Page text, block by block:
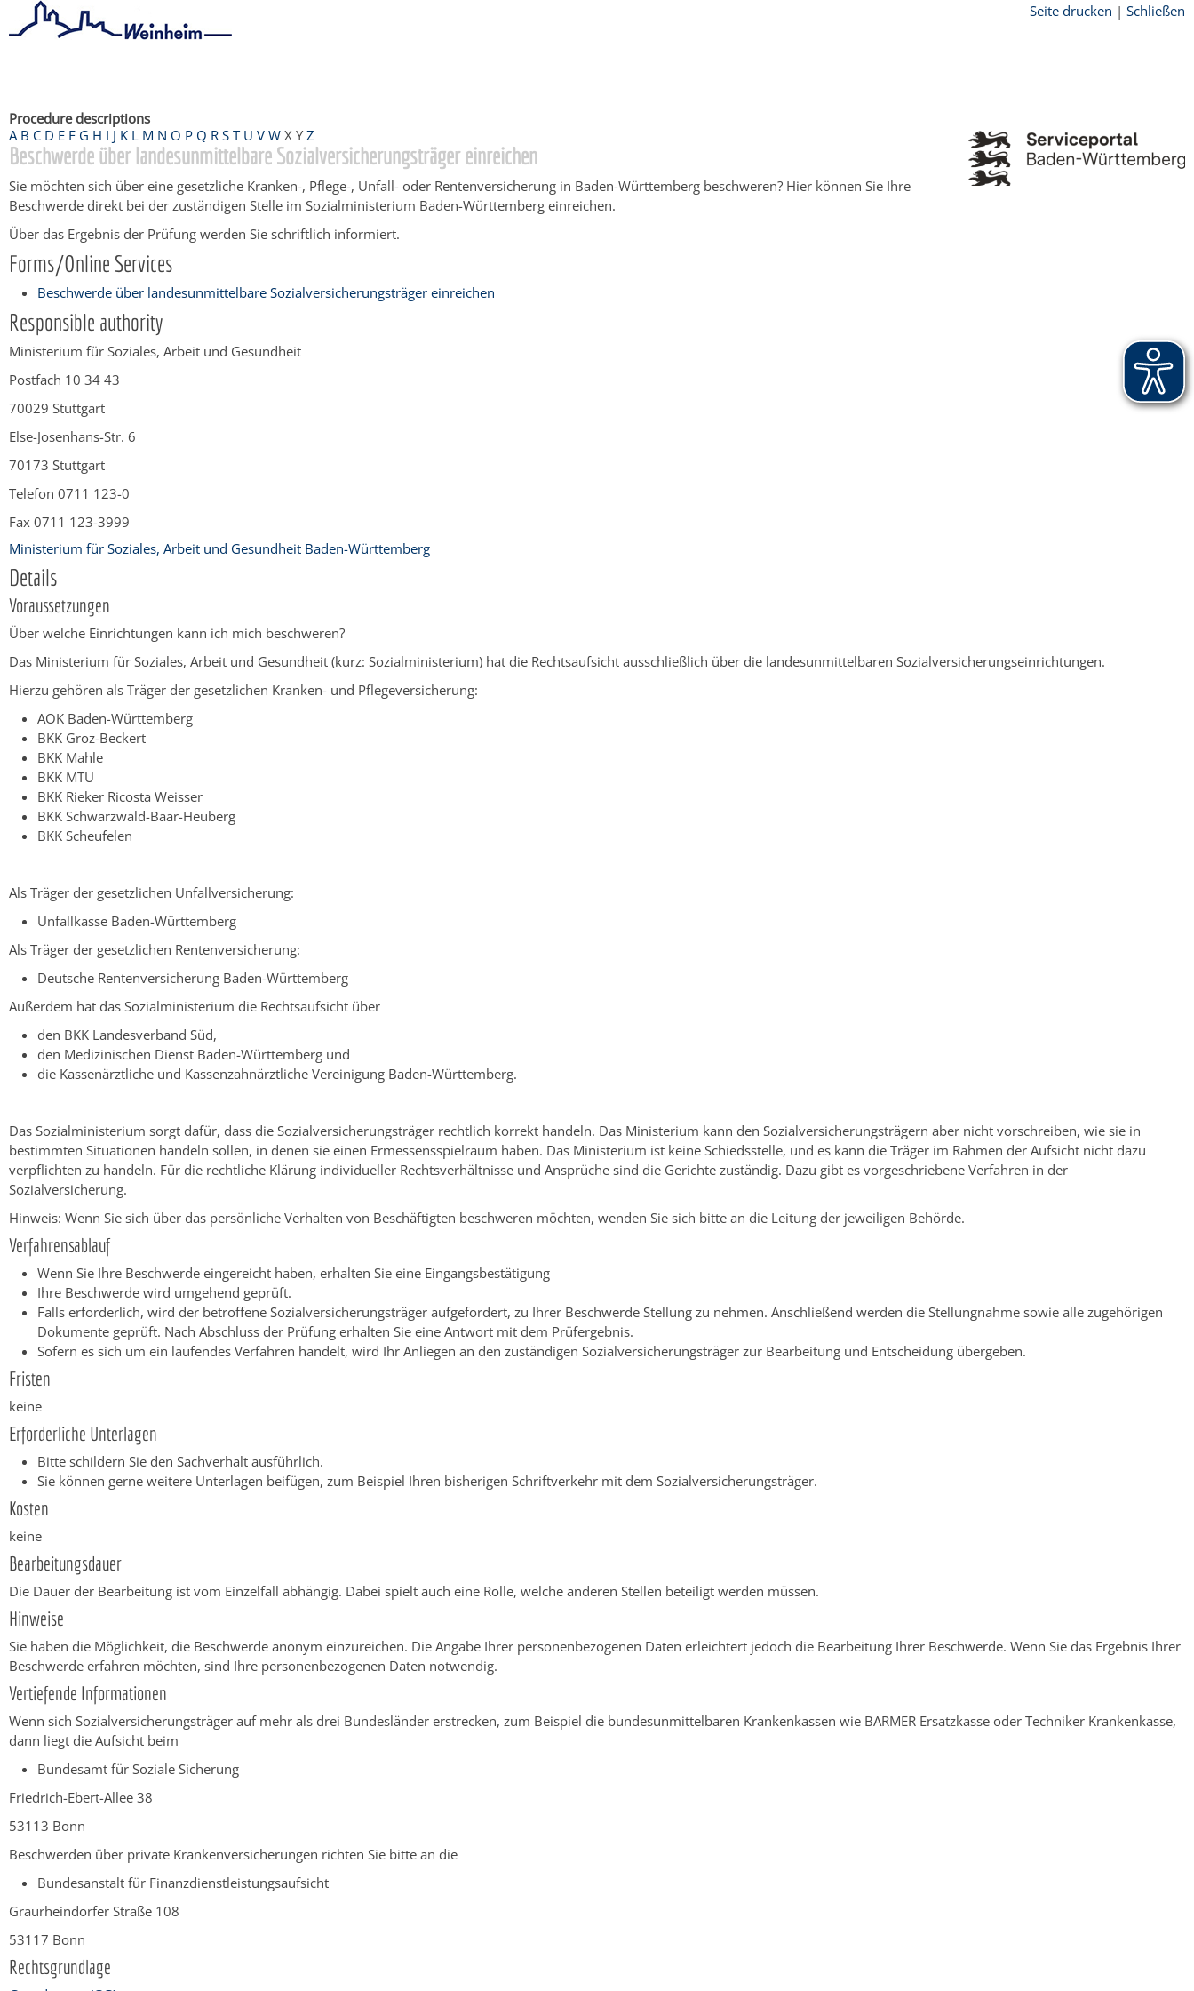
Seite drucken | Schließen
Procedure descriptions
A B C D E F G H I J K L M N O P Q R S T U V W X Y Z
Beschwerde über landesunmittelbare Sozialversicherungsträger einreichen
Sie möchten sich über eine gesetzliche Kranken-, Pflege-, Unfall- oder Rentenversicherung in Baden-Württemberg beschweren? Hier können Sie Ihre
Beschwerde direkt bei der zuständigen Stelle im Sozialministerium Baden-Württemberg einreichen.
Über das Ergebnis der Prüfung werden Sie schriftlich informiert.
Forms/Online Services
Beschwerde über landesunmittelbare Sozialversicherungsträger einreichen
Responsible authority
Ministerium für Soziales, Arbeit und Gesundheit
Postfach 10 34 43
70029 Stuttgart
Else-Josenhans-Str. 6
70173 Stuttgart
Telefon 0711 123-0
Fax 0711 123-3999
Ministerium für Soziales, Arbeit und Gesundheit Baden-Württemberg
Details
Voraussetzungen
Über welche Einrichtungen kann ich mich beschweren?
Das Ministerium für Soziales, Arbeit und Gesundheit (kurz: Sozialministerium) hat die Rechtsaufsicht ausschließlich über die landesunmittelbaren Sozialversicherungseinrichtungen.
Hierzu gehören als Träger der gesetzlichen Kranken- und Pflegeversicherung:
AOK Baden-Württemberg
BKK Groz-Beckert
BKK Mahle
BKK MTU
BKK Rieker Ricosta Weisser
BKK Schwarzwald-Baar-Heuberg
BKK Scheufelen
Als Träger der gesetzlichen Unfallversicherung:
Unfallkasse Baden-Württemberg
Als Träger der gesetzlichen Rentenversicherung:
Deutsche Rentenversicherung Baden-Württemberg
Außerdem hat das Sozialministerium die Rechtsaufsicht über
den BKK Landesverband Süd,
den Medizinischen Dienst Baden-Württemberg und
die Kassenärztliche und Kassenzahnärztliche Vereinigung Baden-Württemberg.
Das Sozialministerium sorgt dafür, dass die Sozialversicherungsträger rechtlich korrekt handeln. Das Ministerium kann den Sozialversicherungsträgern aber nicht vorschreiben, wie sie in
bestimmten Situationen handeln sollen, in denen sie einen Ermessensspielraum haben. Das Ministerium ist keine Schiedsstelle, und es kann die Träger im Rahmen der Aufsicht nicht dazu
verpflichten zu handeln. Für die rechtliche Klärung individueller Rechtsverhältnisse und Ansprüche sind die Gerichte zuständig. Dazu gibt es vorgeschriebene Verfahren in der
Sozialversicherung.
Hinweis: Wenn Sie sich über das persönliche Verhalten von Beschäftigten beschweren möchten, wenden Sie sich bitte an die Leitung der jeweiligen Behörde.
Verfahrensablauf
Wenn Sie Ihre Beschwerde eingereicht haben, erhalten Sie eine Eingangsbestätigung
Ihre Beschwerde wird umgehend geprüft.
Falls erforderlich, wird der betroffene Sozialversicherungsträger aufgefordert, zu Ihrer Beschwerde Stellung zu nehmen. Anschließend werden die Stellungnahme sowie alle zugehörigen
Dokumente geprüft. Nach Abschluss der Prüfung erhalten Sie eine Antwort mit dem Prüfergebnis.
Sofern es sich um ein laufendes Verfahren handelt, wird Ihr Anliegen an den zuständigen Sozialversicherungsträger zur Bearbeitung und Entscheidung übergeben.
Fristen
keine
Erforderliche Unterlagen
Bitte schildern Sie den Sachverhalt ausführlich.
Sie können gerne weitere Unterlagen beifügen, zum Beispiel Ihren bisherigen Schriftverkehr mit dem Sozialversicherungsträger.
Kosten
keine
Bearbeitungsdauer
Die Dauer der Bearbeitung ist vom Einzelfall abhängig. Dabei spielt auch eine Rolle, welche anderen Stellen beteiligt werden müssen.
Hinweise
Sie haben die Möglichkeit, die Beschwerde anonym einzureichen. Die Angabe Ihrer personenbezogenen Daten erleichtert jedoch die Bearbeitung Ihrer Beschwerde. Wenn Sie das Ergebnis Ihrer
Beschwerde erfahren möchten, sind Ihre personenbezogenen Daten notwendig.
Vertiefende Informationen
Wenn sich Sozialversicherungsträger auf mehr als drei Bundesländer erstrecken, zum Beispiel die bundesunmittelbaren Krankenkassen wie BARMER Ersatzkasse oder Techniker Krankenkasse,
dann liegt die Aufsicht beim
Bundesamt für Soziale Sicherung
Friedrich-Ebert-Allee 38
53113 Bonn
Beschwerden über private Krankenversicherungen richten Sie bitte an die
Bundesanstalt für Finanzdienstleistungsaufsicht
Graurheindorfer Straße 108
53117 Bonn
Rechtsgrundlage